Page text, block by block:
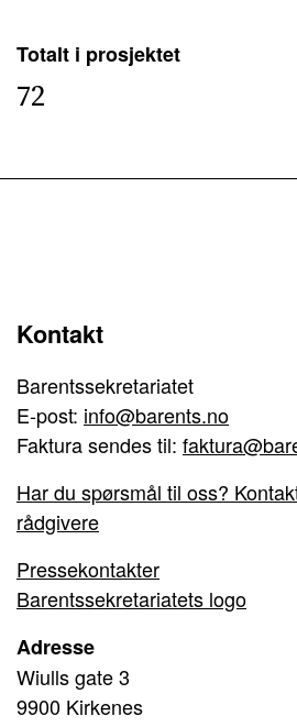
Totalt i prosjektet
72
Kontakt
Barentssekretariatet
E-post: info@barents.no
Faktura sendes til:
Har du spørsmål til oss?
rådgivere
Pressekontakter
Barentssekretariatets logo
Adresse
Wiulls gate 3
9900 Kirkenes